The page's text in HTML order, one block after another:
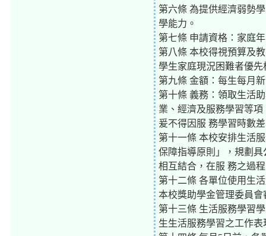
第六條 為提供經濟弱勢
學能力。
第七條 申請資格：家庭
第八條 本校得視預算及
學生家庭現況困難者優先
第九條 金額：每生每月
第十條 義務：領取生活
業、經濟及服務學習等
爰不得因服 務學習時數
第十一條 本校安排生活
保障指導原則」，規劃
相互結合，在服 務之過
第十二條 各單位使用生
本校獎助學金管理委員會
第十三條 生活服務學習
生生活服務學習之工作